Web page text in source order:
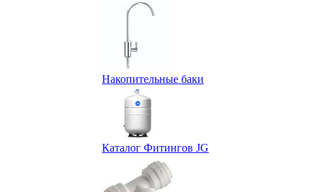
Накопительные баки
Каталог Фитингов JG